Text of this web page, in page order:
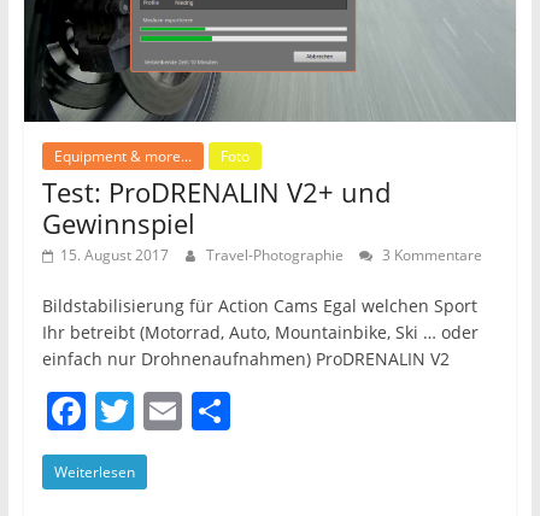
Equipment & more... Foto
Test: ProDRENALIN V2+ und
Gewinnspiel
15. August 2017 Travel-Photographie 3 Kommentare
Bildstabilisierung für Action Cams Egal welchen Sport
Ihr betreibt (Motorrad, Auto, Mountainbike, Ski … oder
einfach nur Drohnenaufnahmen) ProDRENALIN V2
F
a
c
T
w
itt
E T
Weiterlesen